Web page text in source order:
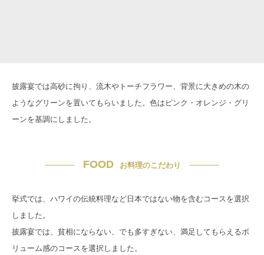
披露宴では高砂に拘り、流木やトーチフラワー、背景に大きめの木の
ようなグリーンを置いてもらいました。色はピンク・オレンジ・グリ
ーンを基調にしました。
FOOD お料理のこだわり
挙式では、ハワイの伝統料理など日本ではない物を含むコースを選択
しました。
披露宴では、貧相にならない、でも多すぎない、満足してもらえるボ
リューム感のコースを選択しました。